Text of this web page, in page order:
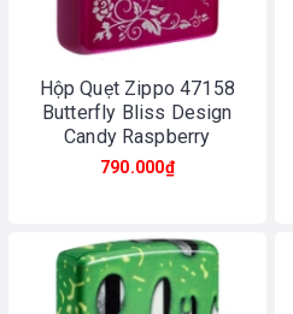
Hộp Quẹt Zippo 47158
Butterfly Bliss Design
Candy Raspberry
790.000₫